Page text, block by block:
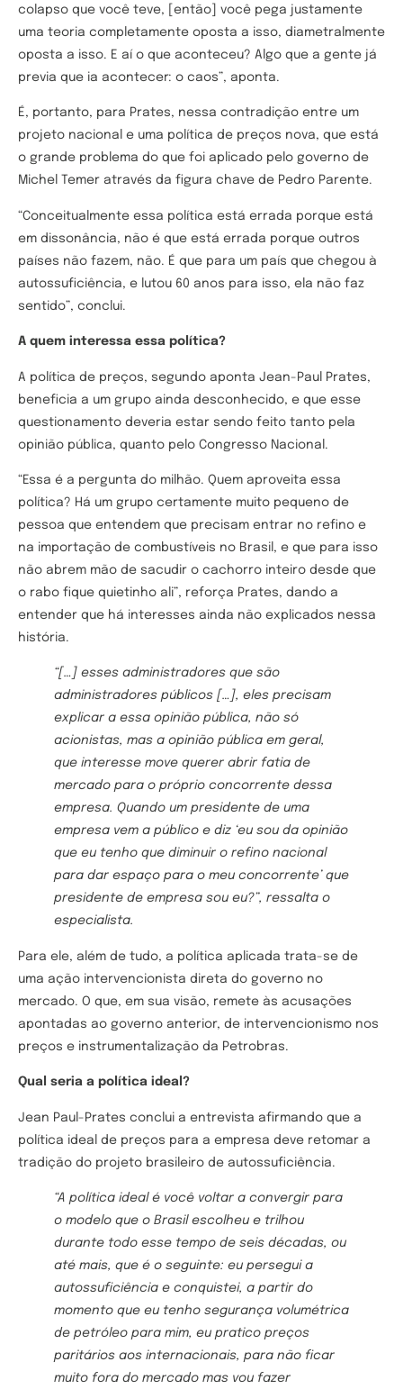
colapso que você teve, [então] você pega justamente
uma teoria completamente oposta a isso, diametralmente
oposta a isso. E aí o que aconteceu? Algo que a gente já
previa que ia acontecer: o caos”, aponta.
É, portanto, para Prates, nessa contradição entre um
projeto nacional e uma política de preços nova, que está
o grande problema do que foi aplicado pelo governo de
Michel Temer através da figura chave de Pedro Parente.
“Conceitualmente essa política está errada porque está
em dissonância, não é que está errada porque outros
países não fazem, não. É que para um país que chegou à
autossuficiência, e lutou 60 anos para isso, ela não faz
sentido”, conclui.
A quem interessa essa política?
A política de preços, segundo aponta Jean-Paul Prates,
beneficia a um grupo ainda desconhecido, e que esse
questionamento deveria estar sendo feito tanto pela
opinião pública, quanto pelo Congresso Nacional.
“Essa é a pergunta do milhão. Quem aproveita essa
política? Há um grupo certamente muito pequeno de
pessoa que entendem que precisam entrar no refino e
na importação de combustíveis no Brasil, e que para isso
não abrem mão de sacudir o cachorro inteiro desde que
o rabo fique quietinho ali”, reforça Prates, dando a
entender que há interesses ainda não explicados nessa
história.
“[…] esses administradores que são
administradores públicos […], eles precisam
explicar a essa opinião pública, não só
acionistas, mas a opinião pública em geral,
que interesse move querer abrir fatia de
mercado para o próprio concorrente dessa
empresa. Quando um presidente de uma
empresa vem a público e diz ‘eu sou da opinião
que eu tenho que diminuir o refino nacional
para dar espaço para o meu concorrente’ que
presidente de empresa sou eu?”, ressalta o
especialista.
Para ele, além de tudo, a política aplicada trata-se de
uma ação intervencionista direta do governo no
mercado. O que, em sua visão, remete às acusações
apontadas ao governo anterior, de intervencionismo nos
preços e instrumentalização da Petrobras.
Qual seria a política ideal?
Jean Paul-Prates conclui a entrevista afirmando que a
política ideal de preços para a empresa deve retomar a
tradição do projeto brasileiro de autossuficiência.
“A política ideal é você voltar a convergir para
o modelo que o Brasil escolheu e trilhou
durante todo esse tempo de seis décadas, ou
até mais, que é o seguinte: eu persegui a
autossuficiência e conquistei, a partir do
momento que eu tenho segurança volumétrica
de petróleo para mim, eu pratico preços
paritários aos internacionais, para não ficar
muito fora do mercado mas vou fazer